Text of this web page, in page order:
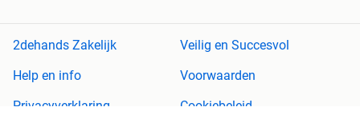
2dehands Zakelijk
Veilig en Succesvol
Help en info
Voorwaarden
Privacyverklaring
Cookiebeleid